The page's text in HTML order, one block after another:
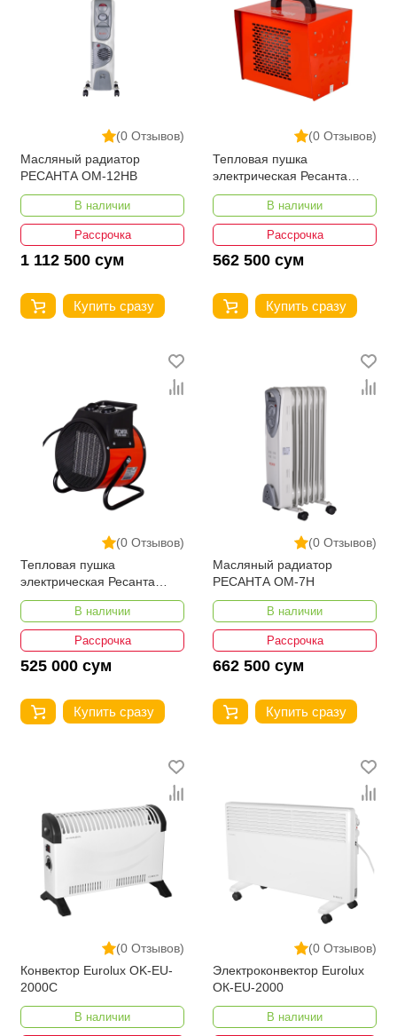
(0 Отзывов)
Масляный радиатор
РЕСАНТА ОМ-12НВ
В наличии
Рассрочка
1 112 500 сум
Купить сразу
(0 Отзывов)
Тепловая пушка
электрическая Ресанта
ТЭПК-3000
В наличии
Рассрочка
562 500 сум
Купить сразу
(0 Отзывов)
Тепловая пушка
электрическая Ресанта
ТЭПК-3000K
В наличии
Рассрочка
525 000 сум
Купить сразу
(0 Отзывов)
Масляный радиатор
РЕСАНТА ОМ-7Н
В наличии
Рассрочка
662 500 сум
Купить сразу
(0 Отзывов)
Конвектор Eurolux OK-EU-
2000C
В наличии
(0 Отзывов)
Электроконвектор Eurolux
ОК-EU-2000
В наличии